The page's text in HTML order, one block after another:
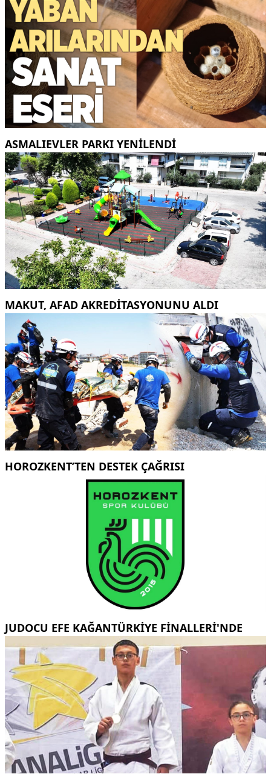
ASMALIEVLER PARKI YENİLENDİ
MAKUT, AFAD AKREDİTASYONUNU ALDI
HOROZKENT’TEN DESTEK ÇAĞRISI
JUDOCU EFE KAĞANTÜRKİYE FİNALLERİ'NDE